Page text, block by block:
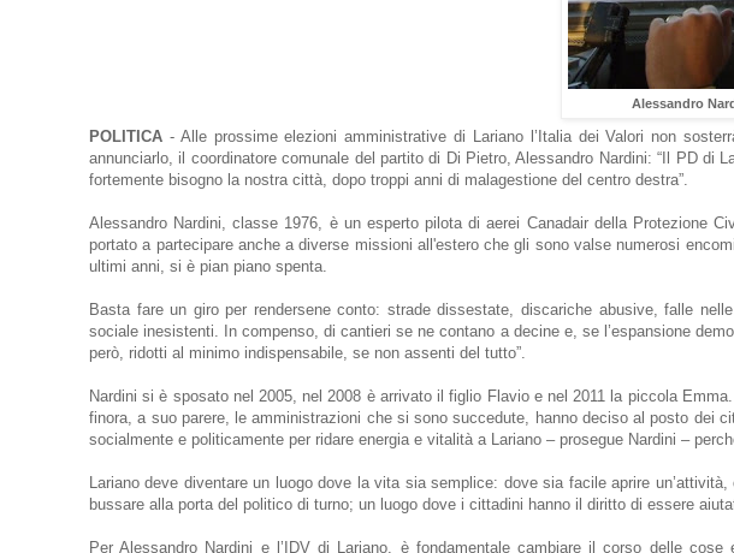
Alessandro
POLITICA - Alle prossime elezioni amministrative di Lariano l’Italia dei Valori non
annunciarlo, il coordinatore comunale del partito di Di Pietro, Alessandro Nardini: “Il PD
fortemente bisogno la nostra città, dopo troppi anni di malagestione del centro destra”.
Alessandro Nardini, classe 1976, è un esperto pilota di aerei Canadair della Protezione
portato a partecipare anche a diverse missioni all'estero che gli sono valse numerosi
ultimi anni, si è pian piano spenta.
Basta fare un giro per rendersene conto: strade dissestate, discariche abusive, falle
sociale inesistenti. In compenso, di cantieri se ne contano a decine e, se l’espansione
però, ridotti al minimo indispensabile, se non assenti del tutto”.
Nardini si è sposato nel 2005, nel 2008 è arrivato il figlio Flavio e nel 2011 la piccola
finora, a suo parere, le amministrazioni che si sono succedute, hanno deciso al posto dei
socialmente e politicamente per ridare energia e vitalità a Lariano – prosegue Nardini –
Lariano deve diventare un luogo dove la vita sia semplice: dove sia facile aprire
bussare alla porta del politico di turno; un luogo dove i cittadini hanno il diritto di essere
Per Alessandro Nardini e l’IDV di Lariano, è fondamentale cambiare il corso delle